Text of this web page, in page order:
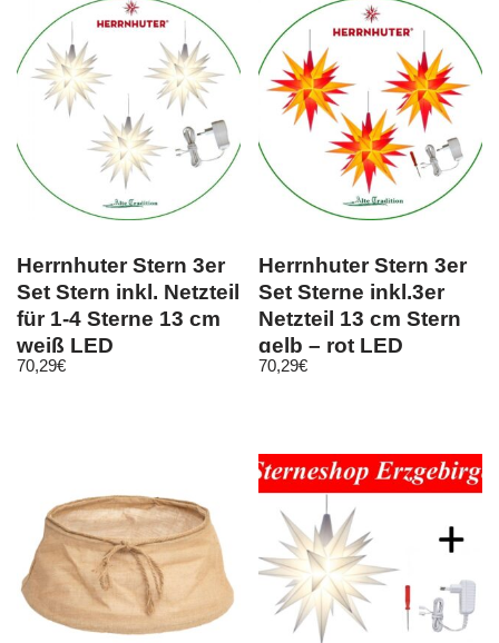
Herrnhuter Stern 3er
Set Stern inkl. Netzteil
für 1-4 Sterne 13 cm
weiß LED
70,29€
Herrnhuter Stern 3er
Set Sterne inkl.3er
Netzteil 13 cm Stern
gelb – rot LED
Komplett
70,29€